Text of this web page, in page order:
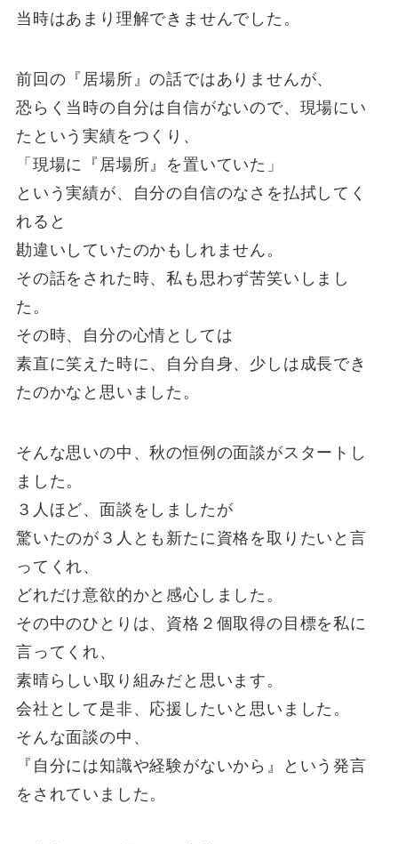
当時はあまり理解できませんでした。
前回の『居場所』の話ではありませんが、
恐らく当時の自分は自信がないので、現場にい
たという実績をつくり、
「現場に『居場所』を置いていた」
という実績が、自分の自信のなさを払拭してく
れると
勘違いしていたのかもしれません。
その話をされた時、私も思わず苦笑いしまし
た。
その時、自分の心情としては
素直に笑えた時に、自分自身、少しは成長でき
たのかなと思いました。
そんな思いの中、秋の恒例の面談がスタートし
ました。
３人ほど、面談をしましたが
驚いたのが３人とも新たに資格を取りたいと言
ってくれ、
どれだけ意欲的かと感心しました。
その中のひとりは、資格２個取得の目標を私に
言ってくれ、
素晴らしい取り組みだと思います。
会社として是非、応援したいと思いました。
そんな面談の中、
『自分には知識や経験がないから』という発言
をされていました。